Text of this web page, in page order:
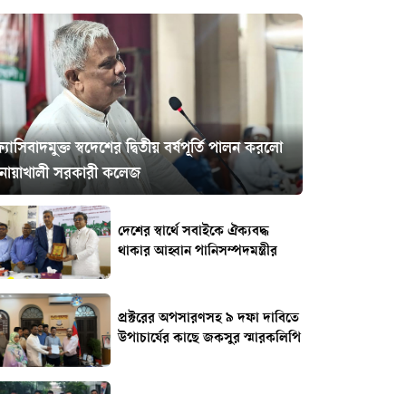
স্বদেশের দ্বিতীয় বর্ষপূর্তি পালন করলো
সরকারী কলেজ
দেশের স্বার্থে সবাইকে ঐক্যবদ্ধ
থাকার আহ্বান পানিসম্পদমন্ত্রীর
প্রক্টরের অপসারণসহ ৯ দফা দাবিতে
উপাচার্যের কাছে জকসুর স্মারকলিপি